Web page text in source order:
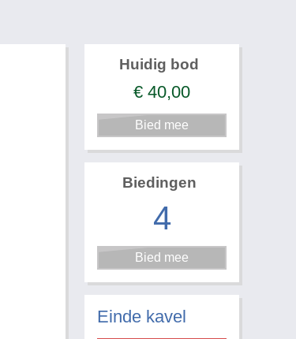
Huidig bod
€ 40,00
Biedingen
4
Einde kavel